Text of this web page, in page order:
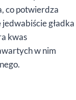
co potwierdza
jedwabiście gładka
kwas
w nim